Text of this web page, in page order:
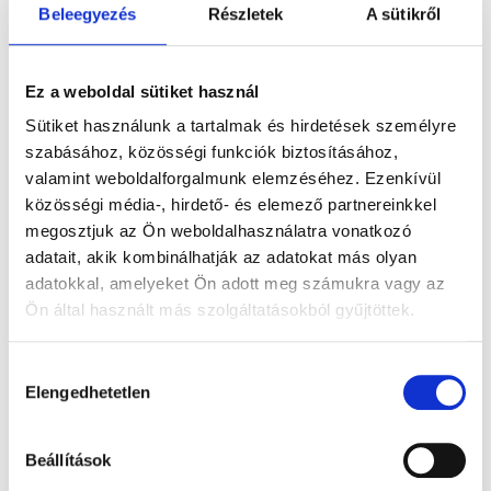
Beleegyezés Részletek A sütikről
Ez a weboldal sütiket használ
Sütiket használunk a tartalmak és hirdetések személyre
szabásához, közösségi funkciók biztosításához,
valamint weboldalforgalmunk elemzéséhez. Ezenkívül
közösségi média-, hirdető- és elemező partnereinkkel
megosztjuk az Ön weboldalhasználatra vonatkozó
adatait, akik kombinálhatják az adatokat más olyan
adatokkal, amelyeket Ön adott meg számukra vagy az
Ön által használt más szolgáltatásokból gyűjtöttek.
kiválasztása
Elengedhetetlen
Beállítások
DAMIRA
1.955.400Ft-
tól
Gyémánt
eljegyzési
gyűrű 1,28ct
DAMIRA
1.260.900Ft-
tól
gyémánt
eljegyzési
gyűrű össz.
1.341.300
tól
eljegyzésigyűrű
0,5ct kővel